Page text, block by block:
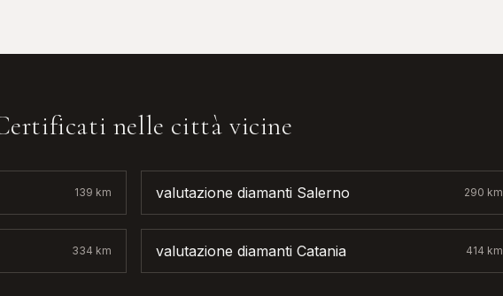
nelle città vicine
139 km valutazione diamanti Salerno 290 km
334 km valutazione diamanti Catania 414 km